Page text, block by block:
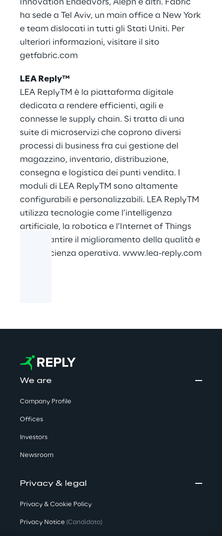
Innovation Endeavors, Aleph e altri. Fabric
ha sede a Tel Aviv, un main office a New York
e team dislocati in tutti gli Stati Uniti. Per
ulteriori informazioni, visitare il sito
getfabric.com
LEA Reply™
LEA ReplyTM è la piattaforma digitale
dedicata a rendere efficienti, agili e
connesse le supply chain. Si tratta di una
suite di microservizi che coprono diversi
processi di business fra cui gestione del
magazzino, inventario, distribuzione,
consegna e logistica dei punti vendita. I
moduli di LEA ReplyTM sono altamente
configurabili e personalizzabili. LEA ReplyTM
utilizza tecnologie come l’intelligenza
artificiale, la robotica e l’Internet of Things
per garantire il miglioramento della qualità e
dell’efficienza operativa. www.lea-reply.com
We are
Company Profile
Offices
Investors
Newsroom
Privacy & legal
Privacy & Cookie Policy
Privacy Notice (Candidato)